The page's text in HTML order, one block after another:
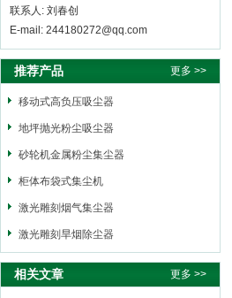
联系人: 刘春创
E-mail: 244180272@qq.com
推荐产品 更多 >>
移动式高负压吸尘器
地坪抛光粉尘吸尘器
砂轮机金属粉尘集尘器
柜体布袋式集尘机
激光雕刻烟气集尘器
激光雕刻旱烟除尘器
相关文章 更多 >>